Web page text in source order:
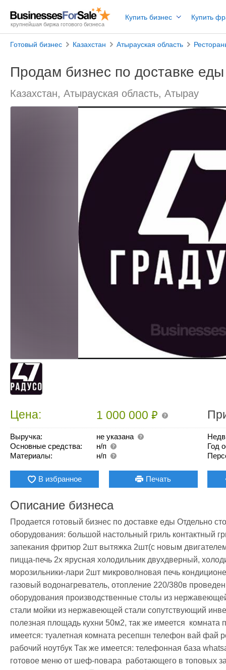
крупнейшая биржа готового бизнеса
Купить бизнес Купить
Готовый бизнес Казахстан Атырауская область
Продам бизнес по доставке еды
Казахстан, Атырауская область, Атырау
Цена: 1 000 000₽
Выручка:
не указана
Основные средства:
н/п
Материалы:
н/п
Год
В избранное Печать
Описание бизнеса
Продается готовый бизнес по доставке еды Отдельно
оборудования: большой настольный гриль контактный
запекания фритюр 2шт вытяжка 2шт(с новым
пицца-печь 2х ярусная холодильник двухдверный,
морозильники-лари 2шт микроволновая печь
газовый водонагреватель, отопление 220/380в
оборудования производственные столы из
стали мойки из нержавеющей стали сопутствующий
полезная площадь кухни 50м2, так же имеется
имеется: туалетная комната ресепшн телефон вай фай
рабочий ноутбук Так же имеется: телефонная база
готовое меню от шеф-повара  работающего в топовых